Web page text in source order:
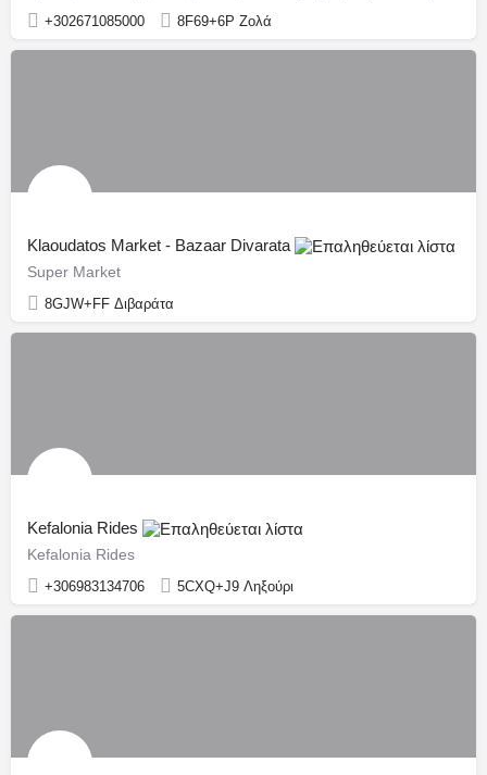
+302671085000 8F69+6P Ζολά
Klaoudatos Market - Bazaar Divarata
Super Market
8GJW+FF Διβαράτα
Kefalonia Rides
Kefalonia Rides
+306983134706 5CXQ+J9 Ληξούρι